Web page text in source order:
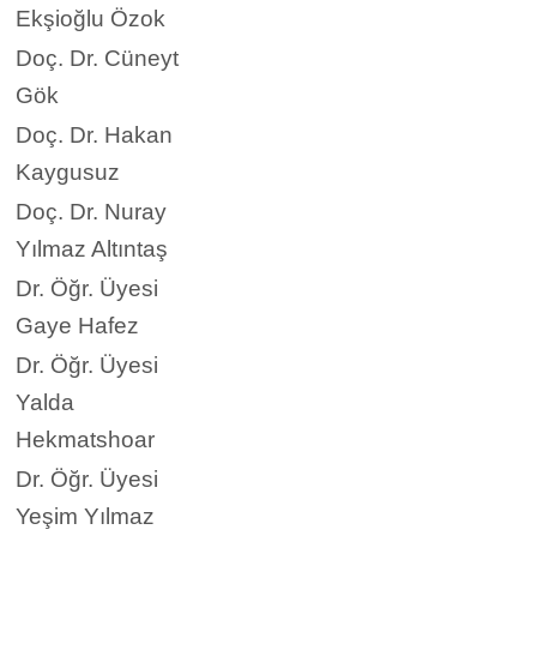
Ekşioğlu Özok
Doç. Dr. Cüneyt
Gök
Doç. Dr. Hakan
Kaygusuz
Doç. Dr. Nuray
Yılmaz Altıntaş
Dr. Öğr. Üyesi
Gaye Hafez
Dr. Öğr. Üyesi
Yalda
Hekmatshoar
Dr. Öğr. Üyesi
Yeşim Yılmaz​​​